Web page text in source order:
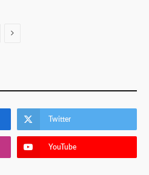
Next
Twitter
YouTube